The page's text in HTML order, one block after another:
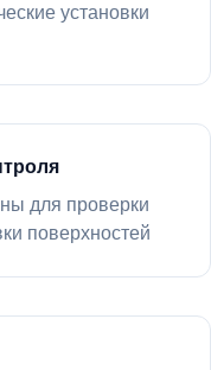
установки
для проверки
поверхностей